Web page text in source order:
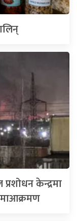
प्रशोधन केन्द्रमा